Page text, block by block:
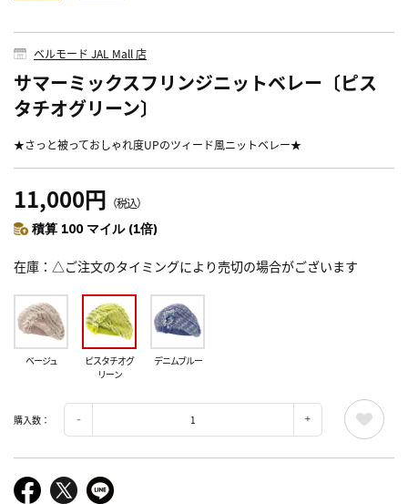
ベルモード JAL Mall 店
サマーミックスフリンジニットベレー〔ピス
タチオグリーン〕
★さっと被っておしゃれ度UPのツィード風ニットベレー★
11,000円 （税込）
積算 100 マイル (1倍)
在庫 △ご注文のタイミングにより売切の場合がございます
ベージュ
ピスタチオグ
リーン
デニムブルー
購入数：